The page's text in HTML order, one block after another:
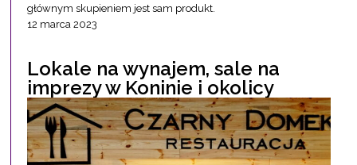
głównym skupieniem jest sam produkt.
12 marca 2023
Lokale na wynajem, sale na
imprezy w Koninie i okolicy